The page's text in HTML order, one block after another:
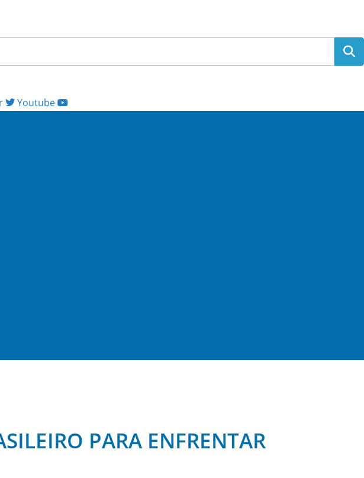
Youtube
PARA ENFRENTAR